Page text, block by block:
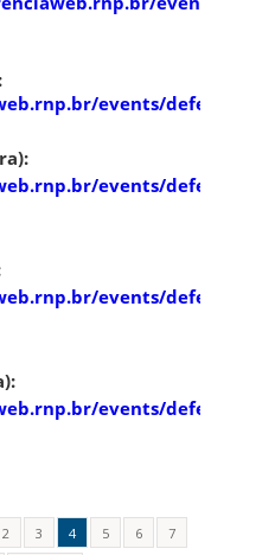
events/defesa-
events/defesa-
events/defesa-
events/defesa-
2 3 4 5 6
7